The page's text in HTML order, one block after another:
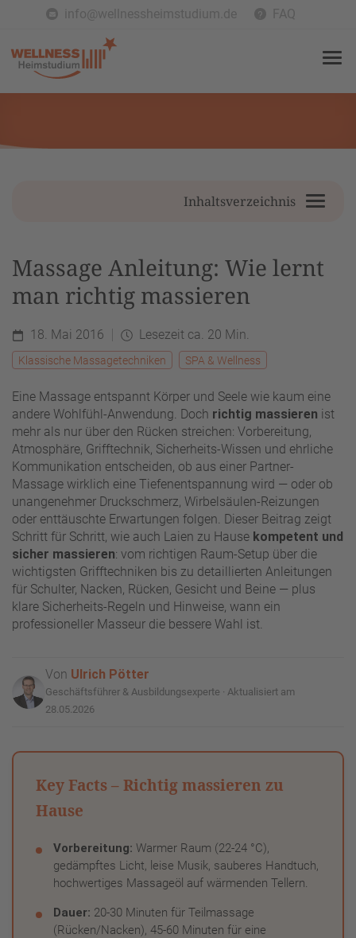
info@wellnessheimstudium.de FAQ
Inhaltsverzeichnis
Massage Anleitung: Wie lernt
man richtig massieren
18. Mai 2016 Lesezeit ca. 20 Min.
Klassische Massagetechniken SPA & Wellness
Eine Massage entspannt Körper und Seele wie kaum eine
andere Wohlfühl-Anwendung. Doch richtig massieren ist
mehr als nur über den Rücken streichen: Vorbereitung,
Atmosphäre, Grifftechnik, Sicherheits-Wissen und ehrliche
Kommunikation entscheiden, ob aus einer Partner-
Massage wirklich eine Tiefenentspannung wird — oder ob
unangenehmer Druckschmerz, Wirbelsäulen-Reizungen
oder enttäuschte Erwartungen folgen. Dieser Beitrag zeigt
Schritt für Schritt, wie auch Laien zu Hause kompetent und
sicher massieren: vom richtigen Raum-Setup über die
wichtigsten Grifftechniken bis zu detaillierten Anleitungen
für Schulter, Nacken, Rücken, Gesicht und Beine — plus
klare Sicherheits-Regeln und Hinweise, wann ein
professioneller Masseur die bessere Wahl ist.
Von Ulrich Pötter
Geschäftsführer & Ausbildungsexperte · Aktualisiert am
28.05.2026
Key Facts – Richtig massieren zu
Hause
Vorbereitung: Warmer Raum (22-24 °C),
gedämpftes Licht, leise Musik, sauberes Handtuch,
hochwertiges Massageöl auf wärmenden Tellern.
Dauer: 20-30 Minuten für Teilmassage
(Rücken/Nacken), 45-60 Minuten für eine